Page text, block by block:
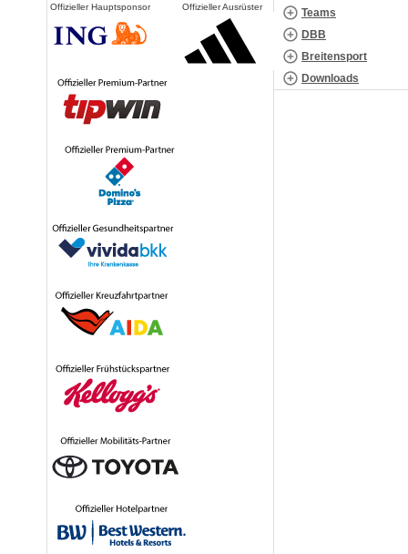
Offizieller Hauptsponsor Offizieller Ausrüster
Teams
DBB
Breitensport
Downloads